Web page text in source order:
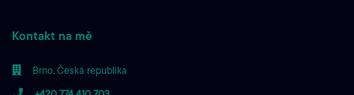
Kontakt na mě
Brno, Česká republika